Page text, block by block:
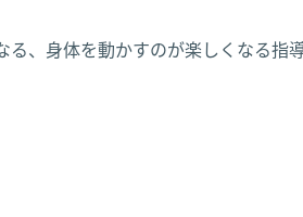
、身体を動かすのが楽しくなる指